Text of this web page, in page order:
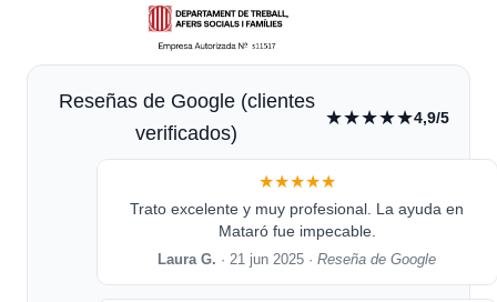
Reseñas de Google (clientes
verificados)
★★★★★4,9/5
★★★★★
Trato excelente y muy profesional. La ayuda en
Mataró fue impecable.
Laura G. · 21 jun 2025 ·Reseña de Google